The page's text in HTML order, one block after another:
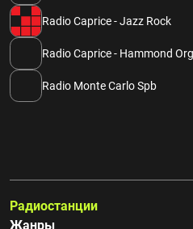
Radio Caprice - Jazz Rock
Radio Caprice - Hammond
Radio Monte Carlo Spb
Радиостанции
Жанры